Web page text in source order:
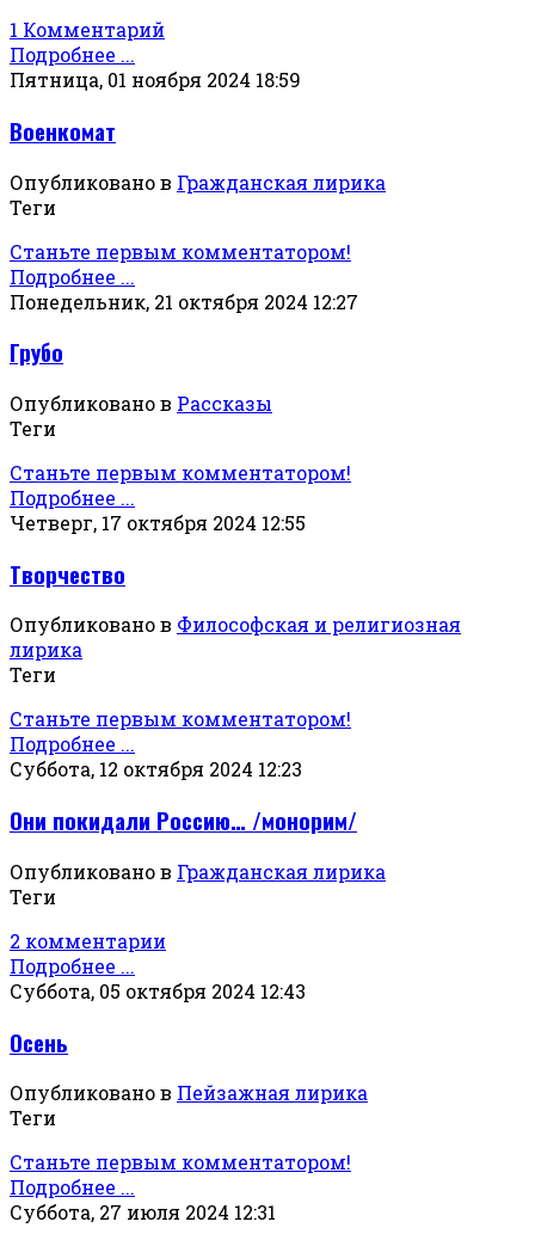
1 Комментарий
Подробнее ...
Пятница, 01 ноября 2024 18:59
Военкомат
Опубликовано в Гражданская лирика
Теги
Станьте первым комментатором!
Подробнее ...
Понедельник, 21 октября 2024 12:27
Грубо
Опубликовано в Рассказы
Теги
Станьте первым комментатором!
Подробнее ...
Четверг, 17 октября 2024 12:55
Творчество
Опубликовано в Философская и религиозная
лирика
Теги
Станьте первым комментатором!
Подробнее ...
Суббота, 12 октября 2024 12:23
Они покидали Россию… /монорим/
Опубликовано в Гражданская лирика
Теги
2 комментарии
Подробнее ...
Суббота, 05 октября 2024 12:43
Осень
Опубликовано в Пейзажная лирика
Теги
Станьте первым комментатором!
Подробнее ...
Суббота, 27 июля 2024 12:31